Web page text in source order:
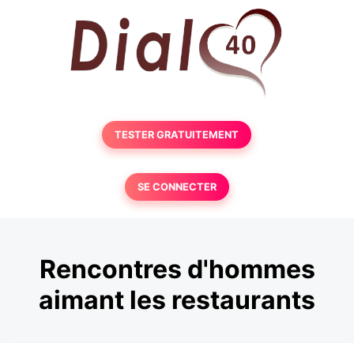
TESTER GRATUITEMENT
SE CONNECTER
Rencontres d'hommes
aimant les restaurants